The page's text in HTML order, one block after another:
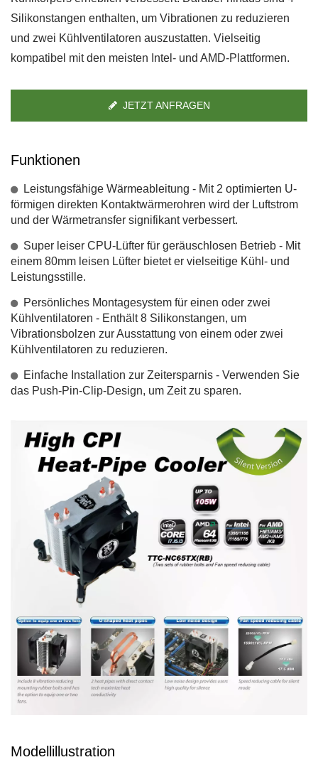
Silikonstangen enthalten, um Vibrationen zu reduzieren
und zwei Kühlventilatoren auszustatten. Vielseitig
kompatibel mit den meisten Intel- und AMD-Plattformen.
JETZT ANFRAGEN
Funktionen
Leistungsfähige Wärmeableitung - Mit 2 optimierten U-
förmigen direkten Kontaktwärmerohren wird der Luftstrom
und der Wärmetransfer signifikant verbessert.
Super leiser CPU-Lüfter für geräuschlosen Betrieb - Mit
einem 80mm leisen Lüfter bietet er vielseitige Kühl- und
Leistungsstille.
Persönliches Montagesystem für einen oder zwei
Kühlventilatoren - Enthält 8 Silikonstangen, um
Vibrationsbolzen zur Ausstattung von einem oder zwei
Kühlventilatoren zu reduzieren.
Einfache Installation zur Zeitersparnis - Verwenden Sie
das Push-Pin-Clip-Design, um Zeit zu sparen.
Modellillustration